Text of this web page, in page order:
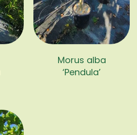
Morus alba
‘Pendula’